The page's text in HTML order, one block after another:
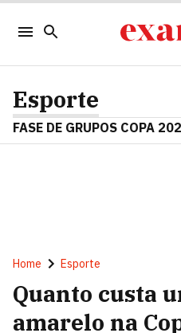
Esporte
FASE DE GRUPOS COPA
Home Esporte
Quanto custa
amarelo na